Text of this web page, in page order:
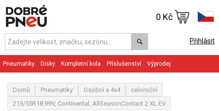
Přihlásit
0 Kč
Pneumatiky Disky Kompletní kola Příslušenství Výprodej
Domů Pneumatiky Osobní a 4x4
celoroční
215/55R18 99V, Continental, AllSeasonContact 2 XL EV